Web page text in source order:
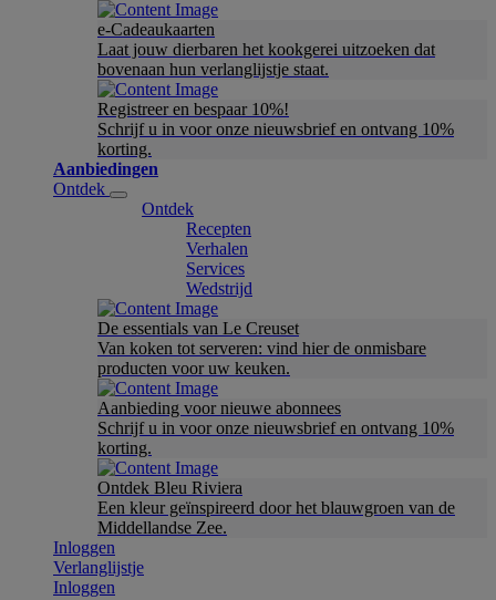
e-Cadeaukaarten
Laat jouw dierbaren het kookgerei uitzoeken dat
bovenaan hun verlanglijstje staat.
Registreer en bespaar 10%!
Schrijf u in voor onze nieuwsbrief en ontvang 10%
korting.
Aanbiedingen
Ontdek
Ontdek
Recepten
Verhalen
Services
Wedstrijd
De essentials van Le Creuset
Van koken tot serveren: vind hier de onmisbare
producten voor uw keuken.
Aanbieding voor nieuwe abonnees
Schrijf u in voor onze nieuwsbrief en ontvang 10%
korting.
Ontdek Bleu Riviera
Een kleur geïnspireerd door het blauwgroen van de
Middellandse Zee.
Inloggen
Verlanglijstje
Inloggen